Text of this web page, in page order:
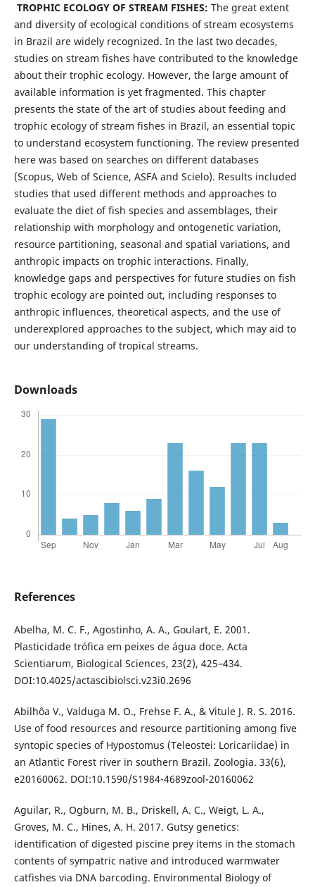
TROPHIC ECOLOGY OF STREAM FISHES: The great extent
and diversity of ecological conditions of stream ecosystems
in Brazil are widely recognized. In the last two decades,
studies on stream fishes have contributed to the knowledge
about their trophic ecology. However, the large amount of
available information is yet fragmented. This chapter
presents the state of the art of studies about feeding and
trophic ecology of stream fishes in Brazil, an essential topic
to understand ecosystem functioning. The review presented
here was based on searches on different databases
(Scopus, Web of Science, ASFA and Scielo). Results included
studies that used different methods and approaches to
evaluate the diet of fish species and assemblages, their
relationship with morphology and ontogenetic variation,
resource partitioning, seasonal and spatial variations, and
anthropic impacts on trophic interactions. Finally,
knowledge gaps and perspectives for future studies on fish
trophic ecology are pointed out, including responses to
anthropic influences, theoretical aspects, and the use of
underexplored approaches to the subject, which may aid to
our understanding of tropical streams.
Downloads
References
Abelha, M. C. F., Agostinho, A. A., Goulart, E. 2001.
Plasticidade trófica em peixes de água doce. Acta
Scientiarum, Biological Sciences, 23(2), 425–434.
DOI:10.4025/actascibiolsci.v23i0.2696
Abilhôa V., Valduga M. O., Frehse F. A., & Vitule J. R. S. 2016.
Use of food resources and resource partitioning among five
syntopic species of Hypostomus (Teleostei: Loricariidae) in
an Atlantic Forest river in southern Brazil. Zoologia. 33(6),
e20160062. DOI:10.1590/S1984-4689zool-20160062
Aguilar, R., Ogburn, M. B., Driskell, A. C., Weigt, L. A.,
Groves, M. C., Hines, A. H. 2017. Gutsy genetics:
identification of digested piscine prey items in the stomach
contents of sympatric native and introduced warmwater
catfishes via DNA barcoding. Environmental Biology of